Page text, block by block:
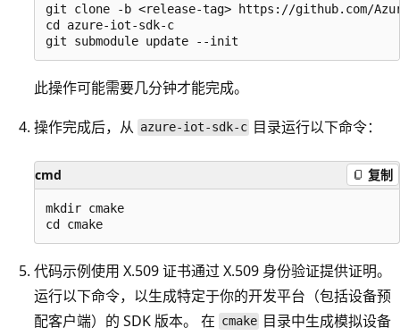
git clone -b <release-tag> https://github.com/
cd azure-iot-sdk-c
此操作可能需要几分钟才能完成。
操作完成后，从 azure-iot-sdk-c 目录运行以下命令：
cmd 复制
mkdir cmake
代码示例使用 X.509 证书通过 X.509 身份验证提供证明。
运行以下命令，以生成特定于你的开发平台（包括设备预
配客户端）的 SDK 版本。 在 cmake 目录中生成模拟设备